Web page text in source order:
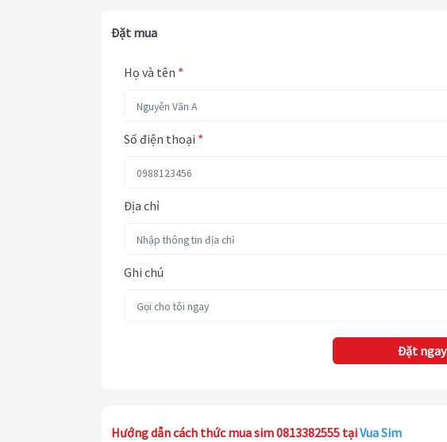
Đặt mua
Họ và tên *
Số điện thoại *
Địa chỉ
Ghi chú
Đặt ngay
Hướng dẫn cách thức mua sim 0813382555 tạiVua Sim